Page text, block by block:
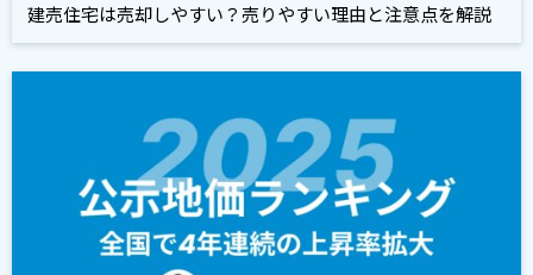
建売住宅は売却しやすい？売りやすい理由と注意点を解説